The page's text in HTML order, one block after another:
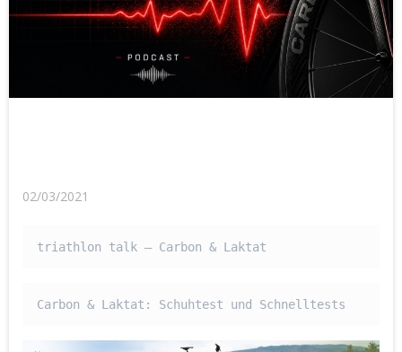
02/03/2021
triathlon talk – Carbon & Laktat
Carbon & Laktat: Schuhtest und Schnelltests